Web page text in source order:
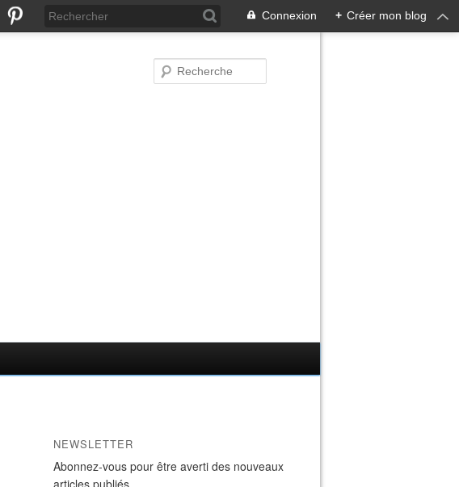
Connexion + Créer mon blog
NEWSLETTER
Abonnez-vous pour être averti des nouveaux
articles publiés.